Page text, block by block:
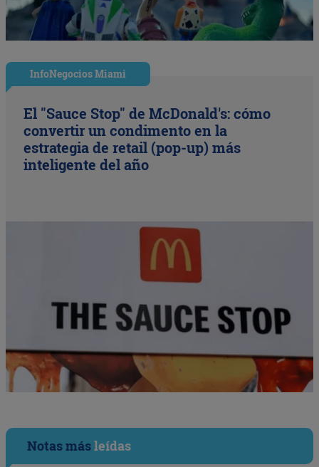
InfoNegocios Miami
El "Sauce Stop" de McDonald's: cómo
convertir un condimento en la
estrategia de retail (pop-up) más
inteligente del año
Notas másleídas